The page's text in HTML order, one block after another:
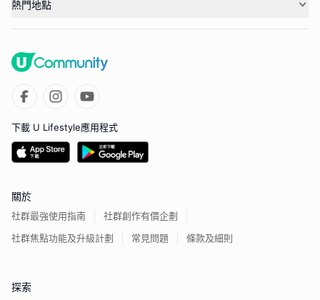
熱門地點
下載 U Lifestyle應用程式
關於
社群最強使用指南
社群創作有價企劃
社群焦點功能及升級計劃
常見問題 條款及細則
探索